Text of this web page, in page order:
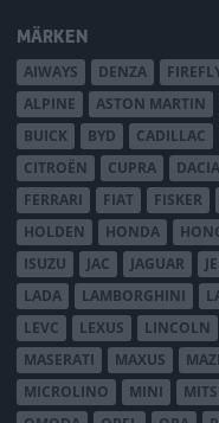
MÄRKEN
AIWAYS DENZA
ALPINE
ASTON MARTIN
BUICK
BYD CADILLAC
CITROËN
CUPRA DACIA
FERRARI
FIAT FISKER
HOLDEN
HONDA
ISUZU
JAC JAGUAR
LADA
LAMBORGHINI
LEVC
LEXUS LINCOLN
MASERATI
MAXUS
MICROLINO
MINI